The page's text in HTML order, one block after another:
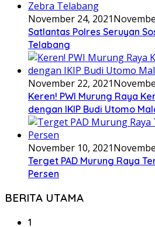
BERITA UTAMA
1
Agustus 3, 2026
Bupati Heriyus Imbau
dan Kebakaran Rumah di
2
Agustus 3, 2026Agustus 3,
Dina Maulidah: Karnaval
Melestarikan Kearifan Lokal
3
Agustus 3, 2026
Pemukulan Gong oleh Ketua
4
1.950 Peserta Ramaikan